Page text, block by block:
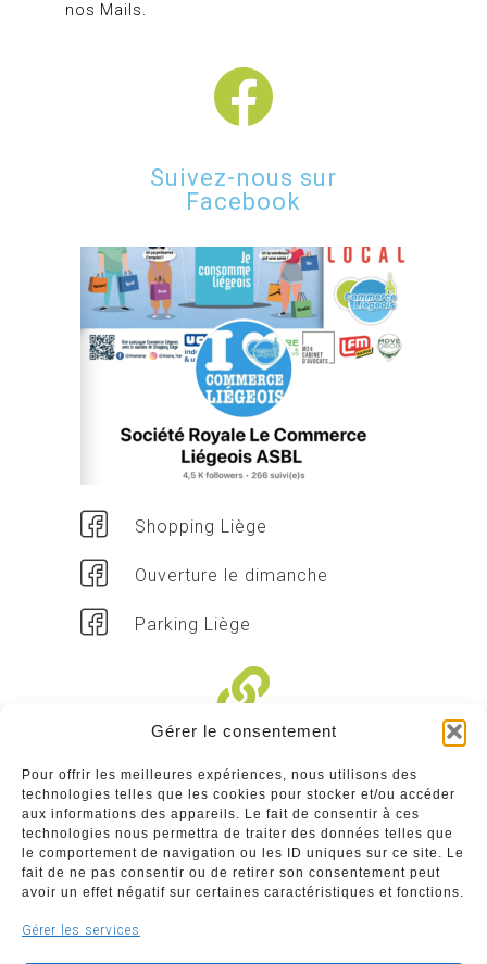
Gérer le consentement
Pour offrir les meilleures expériences, nous utilisons des
technologies telles que les cookies pour stocker et/ou accéder
aux informations des appareils. Le fait de consentir à ces
technologies nous permettra de traiter des données telles que
le comportement de navigation ou les ID uniques sur ce site. Le
fait de ne pas consentir ou de retirer son consentement peut
avoir un effet négatif sur certaines caractéristiques et fonctions.
Gérer les services
nos Mails.
Suivez-nous sur
Facebook
Shopping Liège
Ouverture le dimanche
Parking Liège
Commerçants
Annuaire des commerçants : insérez gratuitement
votre activité dans notre annuaire sur notre site ci-
dessous